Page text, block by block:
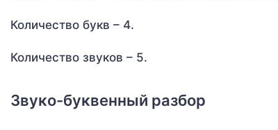
Количество букв – 4.
Количество звуков – 5.
Звуко-буквенный разбор